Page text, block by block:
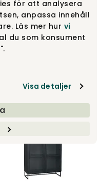
för att analysera
anpassa innehåll
Läs mer hur vi
du som konsument
Visa detaljer
701 Vitrin | Vitoljad Ek